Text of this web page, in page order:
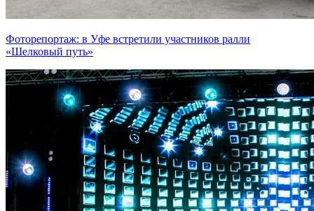
Фоторепортаж: в Уфе встретили участников ралли
«Шелковый путь»